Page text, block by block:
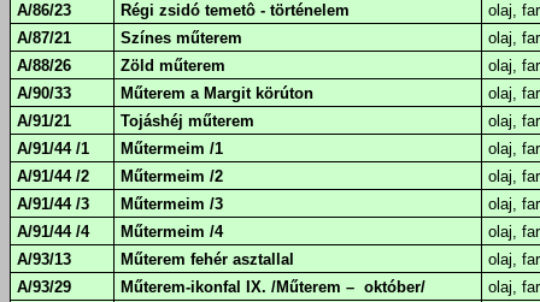
A/86/23
Régi zsidó temetô - történelem
olaj,
A/87/21
Színes műterem
olaj,
A/88/26
Zöld műterem
olaj,
A/90/33
Műterem a Margit körúton
olaj,
A/91/21
Tojáshéj műterem
olaj,
A/91/44 /1
Műtermeim /1
olaj,
A/91/44 /2
Műtermeim /2
olaj,
A/91/44 /3
Műtermeim /3
olaj,
A/91/44 /4
Műtermeim /4
olaj,
A/93/13
Műterem fehér asztallal
olaj,
A/93/29
Műterem-ikonfal IX. /Műterem – október/
olaj,